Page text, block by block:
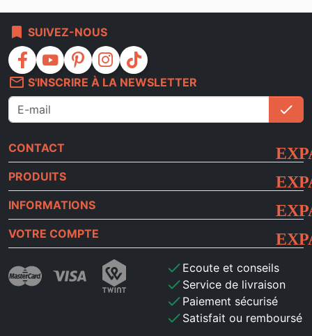
bookmark SUIVEZ-NOUS
facebook youtube pinterest instagram
tiktok
mail_outline S'INSCRIRE À LA NEWSLETTER
check
CONTACT
PRODUITS
INFORMATIONS
VOTRE COMPTE
check Ecoute et conseils
check Service de livraison
check Paiement sécurisé
check Satisfait ou remboursé